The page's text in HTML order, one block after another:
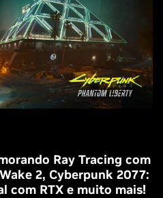
Ray Tracing com
2, Cyberpunk 2077:
com RTX e muito mais!